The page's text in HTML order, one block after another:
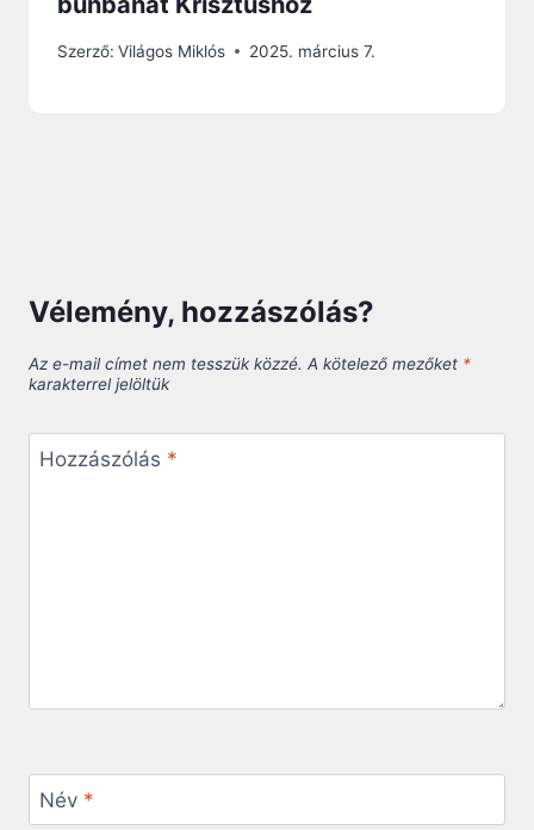
Szerző: Világos Miklós 2025. március 7.
Vélemény, hozzászólás?
Az e-mail címet nem tesszük közzé. A kötelező mezőket *
karakterrel jelöltük
Hozzászólás *
Név *